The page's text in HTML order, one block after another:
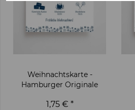
Weihnachtskarte -
Hamburger Originale
1,75 € *